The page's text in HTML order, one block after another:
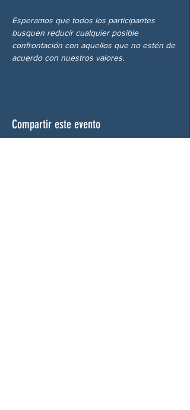
Esperamos que todos los participantes
busquen reducir cualquier posible
confrontación con aquellos que no estén de
acuerdo con nuestros valores.
Compartir este evento